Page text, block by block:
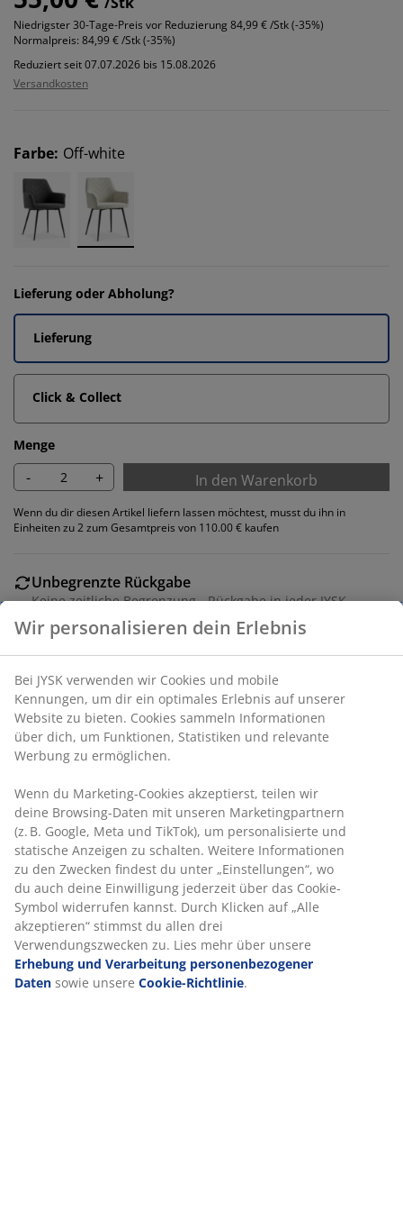
Niedrigster 30-Tage-Preis vor Reduzierung84,99 € /Stk (-35%)
Normalpreis: 84,99 € /Stk (-35%)
Reduziert seit 07.07.2026 bis 15.08.2026
Versandkosten
Farbe: Off-white
Lieferung oder Abholung?
Lieferung
Click & Collect
Menge
- + In den Warenkorb
Wenn du dir diesen Artikel liefern lassen möchtest, musst du ihn in
Einheiten zu 2 zum Gesamtpreis von 110.00 € kaufen
Unbegrenzte Rückgabe
Keine zeitliche Begrenzung - Rückgabe in jeder JYSK-
Filiale
Flexible Lieferoptionen
Schnelle und einfache Lieferung nach deiner Wahl
und Komfort bieten. Der Stuhl hat einen gepolsterten
Sitz und eine gepolsterte Rückenlehne aus Stoff im
Farbton off-white. Schwarze Beine aus Stahl.
Artikelnummer: 3640128
Aufbauanleitung
Produkteigenschaften